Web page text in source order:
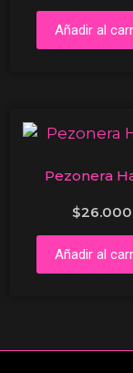
Añadir al
Pezonera
$26.000
Añadir al